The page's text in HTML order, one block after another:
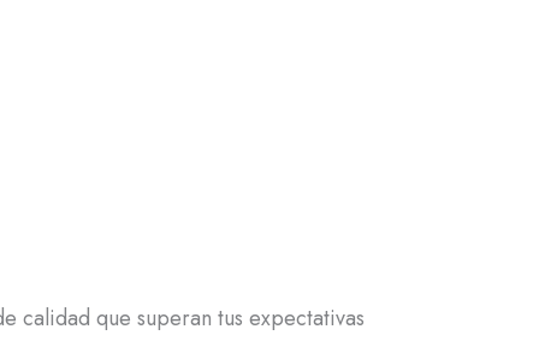
calidad que superan tus expectativas